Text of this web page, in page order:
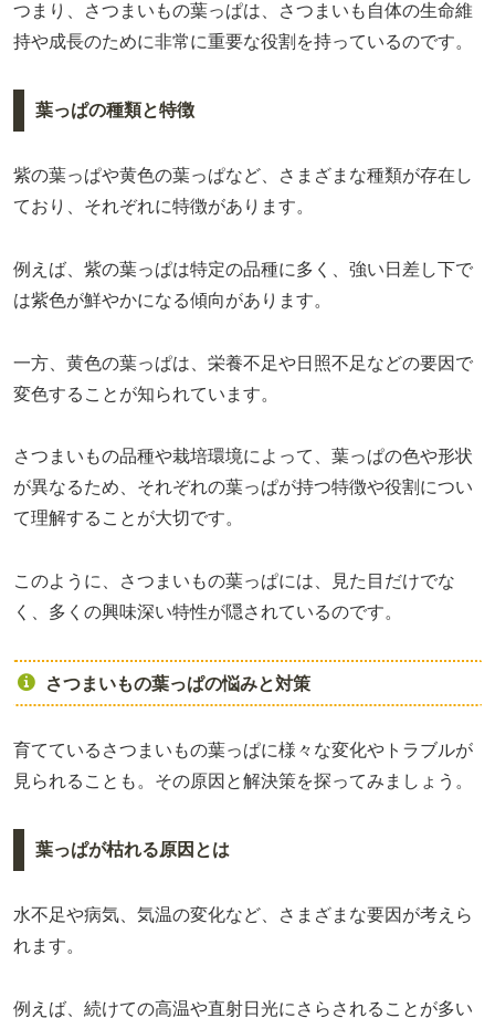
つまり、さつまいもの葉っぱは、さつまいも自体の生命維
持や成長のために非常に重要な役割を持っているのです。
葉っぱの種類と特徴
紫の葉っぱや黄色の葉っぱなど、さまざまな種類が存在し
ており、それぞれに特徴があります。
例えば、紫の葉っぱは特定の品種に多く、強い日差し下で
は紫色が鮮やかになる傾向があります。
一方、黄色の葉っぱは、栄養不足や日照不足などの要因で
変色することが知られています。
さつまいもの品種や栽培環境によって、葉っぱの色や形状
が異なるため、それぞれの葉っぱが持つ特徴や役割につい
て理解することが大切です。
このように、さつまいもの葉っぱには、見た目だけでな
く、多くの興味深い特性が隠されているのです。
さつまいもの葉っぱの悩みと対策
育てているさつまいもの葉っぱに様々な変化やトラブルが
見られることも。その原因と解決策を探ってみましょう。
葉っぱが枯れる原因とは
水不足や病気、気温の変化など、さまざまな要因が考えら
れます。
例えば、続けての高温や直射日光にさらされることが多い